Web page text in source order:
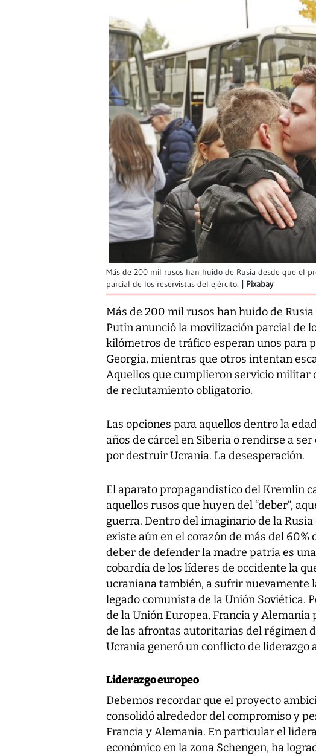
Más de 200 mil rusos han huido de Rusia desde que el
parcial de los reservistas del ejército.
Pixabay
Más de 200 mil rusos han huido de
Putin anunció la movilización parcial de
kilómetros de tráfico esperan unos para
Georgia, mientras que otros intentan
Aquellos que cumplieron servicio militar
de reclutamiento obligatorio.
Las opciones para aquellos dentro la
años de cárcel en Siberia o rendirse a
por destruir Ucrania. La desesperación.
El aparato propagandístico del Kremlin
aquellos rusos que huyen del “deber”,
guerra. Dentro del imaginario de la
existe aún en el corazón de más del
deber de defender la madre patria es
cobardía de los líderes de occidente la
ucraniana también, a sufrir nuevamente
legado comunista de la Unión Soviética.
de la Unión Europea, Francia y
de las afrontas autoritarias del régimen
Ucrania generó un conflicto de liderazgo
Liderazgo europeo
Debemos recordar que el proyecto
consolidó alrededor del compromiso y
Francia y Alemania. En particular el
económico en la zona Schengen, ha